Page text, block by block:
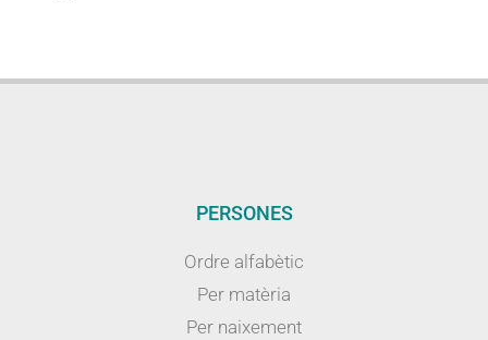
PERSONES
Ordre alfabètic
Per matèria
Per naixement